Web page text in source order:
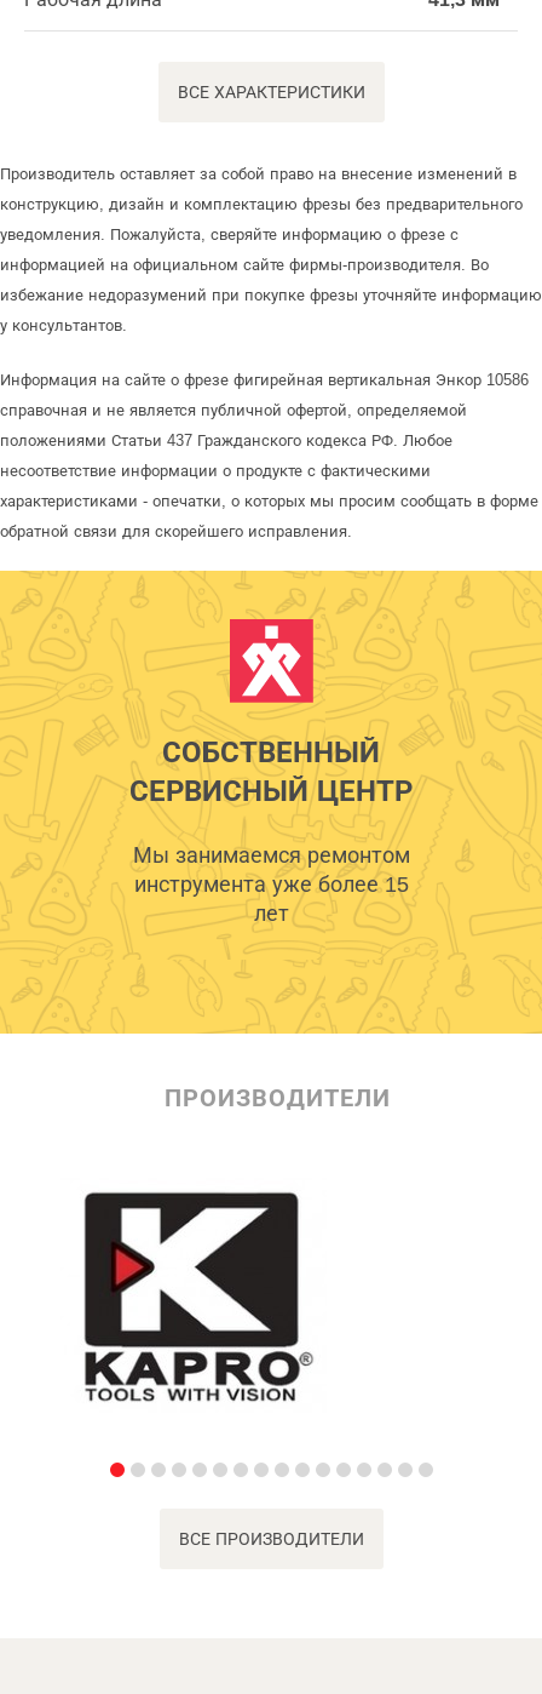
ВСЕ ХАРАКТЕРИСТИКИ
Производитель оставляет за собой право на внесение изменений в
конструкцию, дизайн и комплектацию фрезы без предварительного
уведомления. Пожалуйста, сверяйте информацию о фрезе с
информацией на официальном сайте фирмы-производителя. Во
избежание недоразумений при покупке фрезы уточняйте информацию
у консультантов.
Информация на сайте о фрезе фигирейная вертикальная Энкор 10586
справочная и не является публичной офертой, определяемой
положениями Статьи 437 Гражданского кодекса РФ. Любое
несоответствие информации о продукте с фактическими
характеристиками - опечатки, о которых мы просим сообщать в форме
обратной связи для скорейшего исправления.
СОБСТВЕННЫЙ
СЕРВИСНЫЙ ЦЕНТР
Мы занимаемся ремонтом
инструмента уже более 15
лет
ПРОИЗВОДИТЕЛИ
ВСЕ ПРОИЗВОДИТЕЛИ